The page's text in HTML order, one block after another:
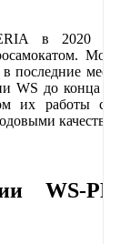
в 2020 году
Модель
последние месяцы
WS до конца года
их работы стало
качествами.
WS-PRO